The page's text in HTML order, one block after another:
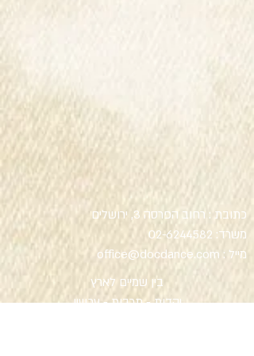
כתובת : רחוב הפרסה 3, ירושלים
משרד:
02-6244582
מייל : office@docdance.com
בין שמיים לארץ
יהדות - תרבות - עכשיו